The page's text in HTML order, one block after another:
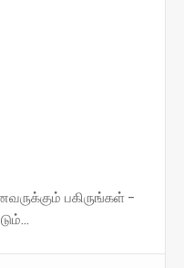
பகிருங்கள் -